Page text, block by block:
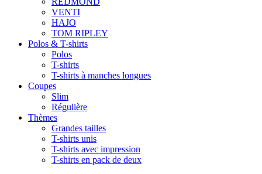
VENTI
HAJO
TOM RIPLEY
Polos & T-shirts
Polos
T-shirts
T-shirts à manches longues
Coupes
Slim
Régulière
Thèmes
Grandes tailles
T-shirts unis
T-shirts avec impression
T-shirts en pack de deux